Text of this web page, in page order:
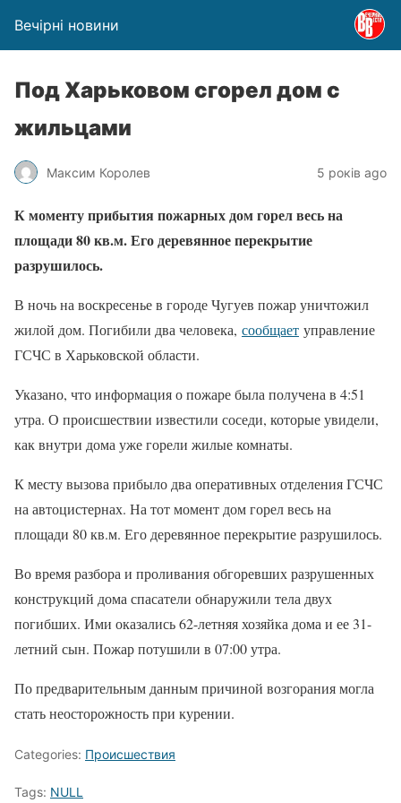
Вечірні новини
Под Харьковом сгорел дом с
жильцами
Максим Королев 5 років ago
К моменту прибытия пожарных дом горел весь на
площади 80 кв.м. Его деревянное перекрытие
разрушилось.
В ночь на воскресенье в городе Чугуев пожар уничтожил
жилой дом. Погибили два человека, сообщает управление
ГСЧС в Харьковской области.
Указано, что информация о пожаре была получена в 4:51
утра. О происшествии известили соседи, которые увидели,
как внутри дома уже горели жилые комнаты.
К месту вызова прибыло два оперативных отделения ГСЧС
на автоцистернах. На тот момент дом горел весь на
площади 80 кв.м. Его деревянное перекрытие разрушилось.
Во время разбора и проливания обгоревших разрушенных
конструкций дома спасатели обнаружили тела двух
погибших. Ими оказались 62-летняя хозяйка дома и ее 31-
летний сын. Пожар потушили в 07:00 утра.
По предварительным данным причиной возгорания могла
стать неосторожность при курении.
Categories: Происшествия
Tags: NULL